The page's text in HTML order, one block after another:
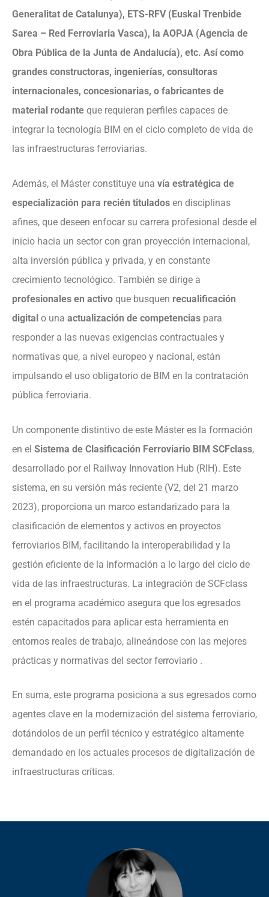
Generalitat de Catalunya), ETS-RFV (Euskal Trenbide
Sarea – Red Ferroviaria Vasca), la AOPJA (Agencia de
Obra Pública de la Junta de Andalucía), etc. Así como
grandes constructoras, ingenierías, consultoras
internacionales, concesionarias, o fabricantes de
material rodante que requieran perfiles capaces de
integrar la tecnología BIM en el ciclo completo de vida de
las infraestructuras ferroviarias.
Además, el Máster constituye una vía estratégica de
especialización para recién titulados en disciplinas
afines, que deseen enfocar su carrera profesional desde el
inicio hacia un sector con gran proyección internacional,
alta inversión pública y privada, y en constante
crecimiento tecnológico. También se dirige a
profesionales en activo que busquen recualificación
digital o una actualización de competencias para
responder a las nuevas exigencias contractuales y
normativas que, a nivel europeo y nacional, están
impulsando el uso obligatorio de BIM en la contratación
pública ferroviaria.
Un componente distintivo de este Máster es la formación
en el Sistema de Clasificación Ferroviario BIM SCFclass,
desarrollado por el Railway Innovation Hub (RIH). Este
sistema, en su versión más reciente (V2, del 21 marzo
2023), proporciona un marco estandarizado para la
clasificación de elementos y activos en proyectos
ferroviarios BIM, facilitando la interoperabilidad y la
gestión eficiente de la información a lo largo del ciclo de
vida de las infraestructuras. La integración de SCFclass
en el programa académico asegura que los egresados
estén capacitados para aplicar esta herramienta en
entornos reales de trabajo, alineándose con las mejores
prácticas y normativas del sector ferroviario .
En suma, este programa posiciona a sus egresados como
agentes clave en la modernización del sistema ferroviario,
dotándolos de un perfil técnico y estratégico altamente
demandado en los actuales procesos de digitalización de
infraestructuras críticas.